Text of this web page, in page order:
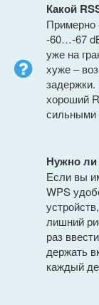
Какой
Примерно
-60…-67
уже на
хуже –
хороший
сильными
Нужно ли
Если вы
WPS
лишний
раз
держать
каждый